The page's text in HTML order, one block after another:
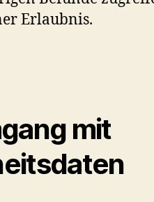
Erlaubnis.
mit